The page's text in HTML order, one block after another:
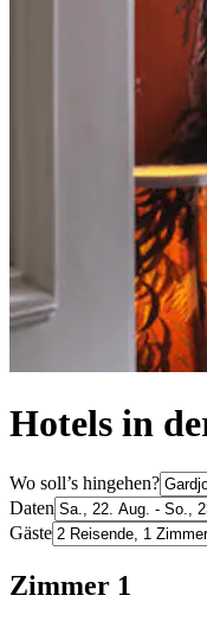
Hotels in
Wo soll’s hingehen?
Daten
Gäste
Zimmer 1